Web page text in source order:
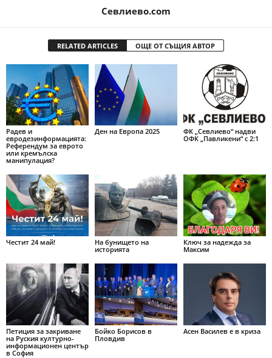
Севлиево.com
RELATED ARTICLES ОЩЕ ОТ СЪЩИЯ АВТОР
Радев и
евродезинформацията:
Референдум за еврото
или кремълска
манипулация?
Ден на Европа 2025
ФК „Севлиево“ надви
ОФК „Павликени“ с 2:1
Честит 24 май!
На бунището на
историята
Ключ за надежда за
Максим
Петиция за закриване
на Руския културно-
информационен център
в София
Бойко Борисов в
Пловдив
Асен Василев е в криза